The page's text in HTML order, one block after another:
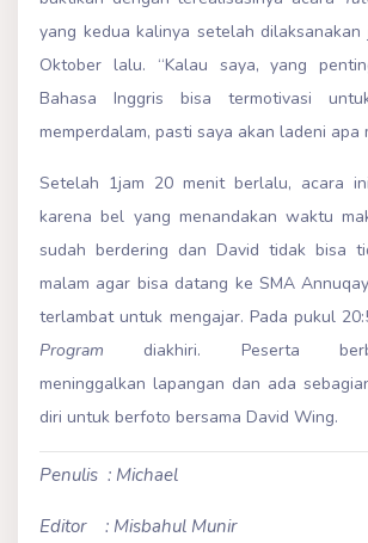
yang kedua kalinya setelah
Oktober lalu. “Kalau saya, yang
Bahasa Inggris bisa termotivasi
memperdalam, pasti saya akan ladeni apa
Setelah 1jam 20 menit berlalu, acara
karena bel yang menandakan waktu
sudah berdering dan David tidak bisa
malam agar bisa datang ke SMA
terlambat untuk mengajar. Pada pukul
Program diakhiri. Peserta
meninggalkan lapangan dan ada
diri untuk berfoto bersama David Wing.
Penulis : Michael
Editor : Misbahul Munir